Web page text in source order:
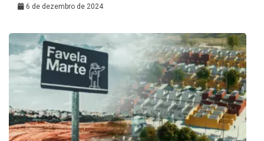
6 de dezembro de 2024